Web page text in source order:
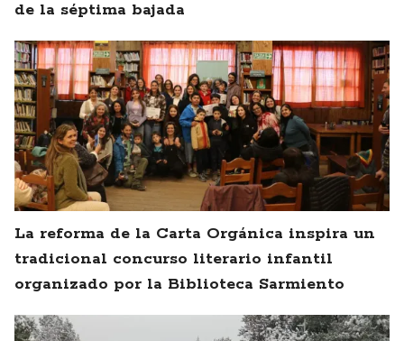
de la séptima bajada
La reforma de la Carta Orgánica inspira un
tradicional concurso literario infantil
organizado por la Biblioteca Sarmiento